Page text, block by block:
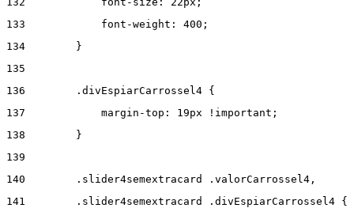
133
            font-weight: 400;
134
        }
135
136
        .divEspiarCarrossel4 {
137
            margin-top: 19px !important;
138
        }
139
140
        .slider4semextracard .valorCarrossel4,
141
        .slider4semextracard .divEspiarCarrossel4 {